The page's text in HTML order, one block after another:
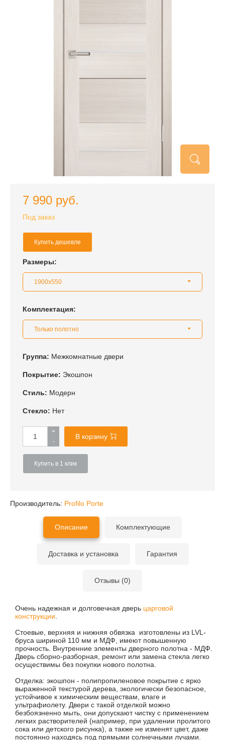
7 990 руб.
Под заказ
Купить дешевле
Размеры:
1900x550
Комплектация:
Только полотно
Группа: Межкомнатные двери
Покрытие: Экошпон
Стиль: Модерн
Стекло: Нет
+
-
В корзину
Купить в 1 клик
Производитель: Profilo Porte
Описание Комплектующие
Доставка и установка Гарантия
Отзывы (0)
Очень надежная и долговечная дверь царговой
конструкции
Стоевые, верхняя и нижняя обвязка изготовлены из LVL-
бруса шириной 110 мм и МДФ, имеют повышенную
прочность. Внутренние элементы дверного полотна - МДФ.
Дверь сборно-разборная, ремонт или замена стекла легко
осуществимы без покупки нового полотна.
Отделка: экошпон - полипропиленовое покрытие с ярко
выраженной текстурой дерева, экологически безопасное,
устойчивое к химическим веществам, влаге и
ультрафиолету. Двери с такой отделкой можно
безбоязненно мыть, они допускают чистку с применением
легких растворителей (например, при удалении пролитого
сока или детского рисунка), а также не изменят цвет, даже
постоянно находясь под прямыми солнечными лучами.